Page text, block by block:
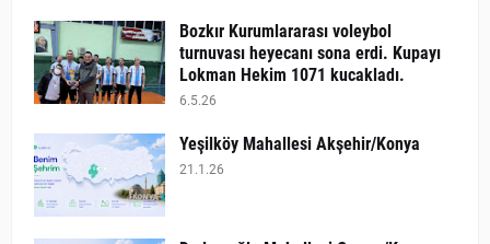
Bozkır Kurumlararası voleybol
turnuvası heyecanı sona erdi. Kupayı
Lokman Hekim 1071 kucakladı.
6.5.26
Yeşilköy Mahallesi Akşehir/Konya
21.1.26